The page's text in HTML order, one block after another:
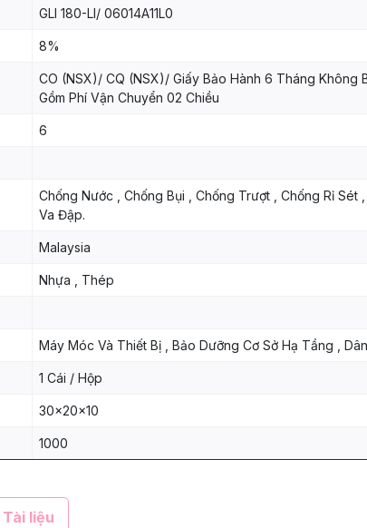
GLI 180-LI/ 06014A11L0
8%
CO (NSX)/ CQ (NSX)/ Giấy Bảo Hành 6 Tháng Không
Gồm Phí Vận Chuyển 02 Chiều
6
Chống Nước , Chống Bụi , Chống Trượt , Chống Rỉ Sét
Va Đập.
Malaysia
Nhựa , Thép
Máy Móc Và Thiết Bị , Bảo Dưỡng Cơ Sở Hạ Tầng ,
1 Cái / Hộp
30x20x10
1000
Tài liệu